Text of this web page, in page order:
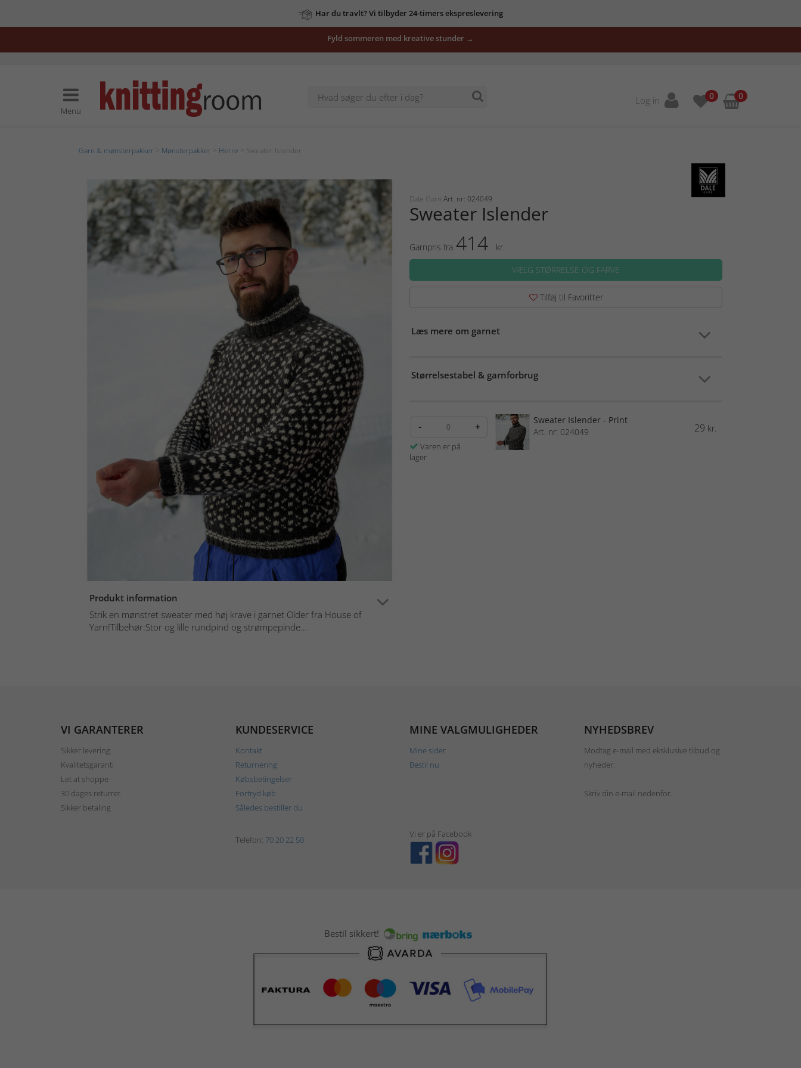
Har du travlt? Vi tilbyder 24-timers ekspreslevering
Fyld sommeren med kreative stunder →
Menu
Log in 0 0
Garn & mønsterpakker Mønsterpakker Herre > Sweater Islender
Produkt information
Strik en mønstret sweater med høj krave i garnet Older fra House of
Yarn!Tilbehør:Stor og lille rundpind og strømpepinde...
Dale Garn Art. nr: 024049
Sweater Islender
Garnpris fra 414
kr.
VÆLG STØRRELSE OG FARVE
Tilføj til Favoritter
Læs mere om garnet
Størrelsestabel & garnforbrug
- +
Varen er på
lager
Sweater Islender - Print
Art. nr: 024049
29 kr.
VI GARANTERER
Sikker levering
Kvalitetsgaranti
Let at shoppe
30 dages returret
Sikker betaling
KUNDESERVICE
Kontakt
Returnering
Købsbetingelser
Fortryd køb
Således bestiller du
MINE VALGMULIGHEDER
Mine sider
Bestil nu
NYHEDSBREV
Modtag e-mail med eksklusive tilbud og
nyheder.
Skriv din e-mail nedenfor.
Telefon: 70 20 22 50
Vi er på Facebook
Bestil sikkert!